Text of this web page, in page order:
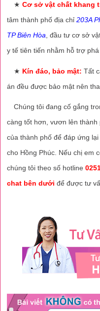
★Cơ sở vật chất khang
tâm thành phố địa chỉ203A
TP Biên Hòa , đầu tư cơ sở
y tế tiên tiến nhằm hỗ trợ phá
★ Kín đáo, bảo mật: Tất
án đều được bảo mật nên
Chúng tôi đang cố gắng
càng tốt hơn, vươn lên thành
của thành phố để đáp ứng
cho Hồng Phúc. Nếu chị em
chúng tôi theo số hotline
chat bên dưới để được tư